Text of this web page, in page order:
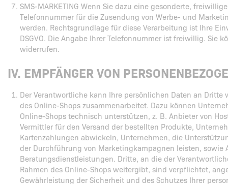
SMS-MARKETING Wenn Sie dazu eine gesonderte,
Telefonnummer für die Zusendung von Werbe- und
werden. Rechtsgrundlage für diese Verarbeitung ist Ihre
DSGVO. Die Angabe Ihrer Telefonnummer ist freiwillig. Sie
widerrufen.
IV. EMPFÄNGER VON
Der Verantwortliche kann Ihre persönlichen Daten an
des Online-Shops zusammenarbeitet. Dazu können
Online-Shops technisch unterstützen, z. B. Anbieter von
Vermittler für den Versand der bestellten Produkte,
Kartenzahlungen abwickeln, Unternehmen, die
der Durchführung von Marketingkampagnen leisten, sowie
Beratungsdienstleistungen. Dritte, an die der
Rahmen des Online-Shops weitergibt, sind verpflichtet,
Gewährleistung der Sicherheit und des Schutzes Ihrer